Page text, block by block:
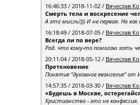
16:46:33 / 2018-11-02 / Вячеслав
Смерть тела и воскресение
А это мысль!))) И не первая. Но как
16:18:49 / 2018-07-05 / Вячеслав
Всегда ли по вере?
Рад. что кому-то помогаю хоть
20:11:04 / 2018-05-12 / Вячеслав
Преткновение
Понятие "духовное евангелие" от
14:57:35 / 2018-03-30 / Вячеслав
«Будешь в Москве,
Христианство - это не